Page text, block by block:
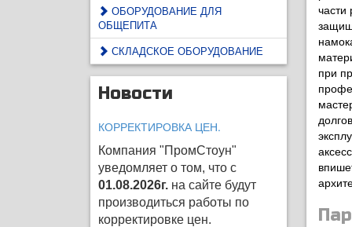
ОБОРУДОВАНИЕ ДЛЯ
ОБЩЕПИТА
СКЛАДСКОЕ ОБОРУДОВАНИЕ
Новости
КОРРЕКТИРОВКА ЦЕН.
Компания "ПромСтоун"
уведомляет о том, что с
01.08.2026г. на сайте будут
производиться работы по
корректировке цен.
части
при